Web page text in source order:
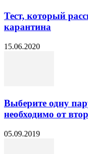
Тест, который
карантина
15.06.2020
Выберите одну
необходимо от
05.09.2019